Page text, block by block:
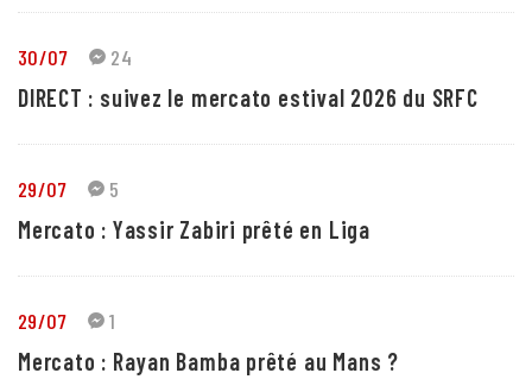
30/07 24
DIRECT : suivez le mercato estival 2026 du SRFC
29/07 5
Mercato : Yassir Zabiri prêté en Liga
29/07 1
Mercato : Rayan Bamba prêté au Mans ?